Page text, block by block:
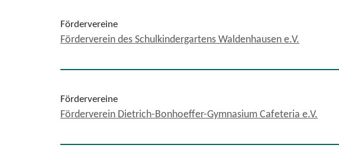
Fördervereine
Förderverein des Schulkindergartens Waldenhausen e.V.
Fördervereine
Förderverein Dietrich-Bonhoeffer-Gymnasium Cafeteria e.V.